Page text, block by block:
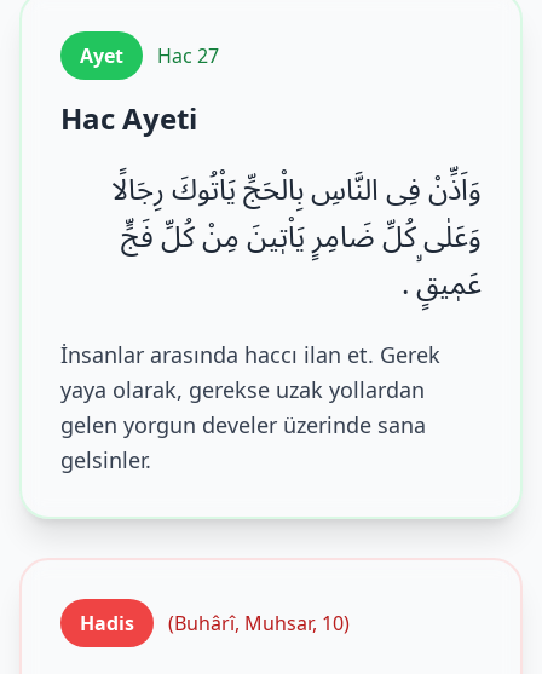
Ayet Hac 27
Hac Ayeti
وَاَذِّنْ فِی النَّاسِ بِالْحَجِّ یَاْتُوكَ رِجَالًا
وَعَلٰى كُلِّ ضَامِرٍ یَاْتٖینَ مِنْ كُلِّ فَجٍّ
عَمٖیقٍۙ .
İnsanlar arasında haccı ilan et. Gerek
yaya olarak, gerekse uzak yollardan
gelen yorgun develer üzerinde sana
gelsinler.
Hadis (Buhârî, Muhsar, 10)